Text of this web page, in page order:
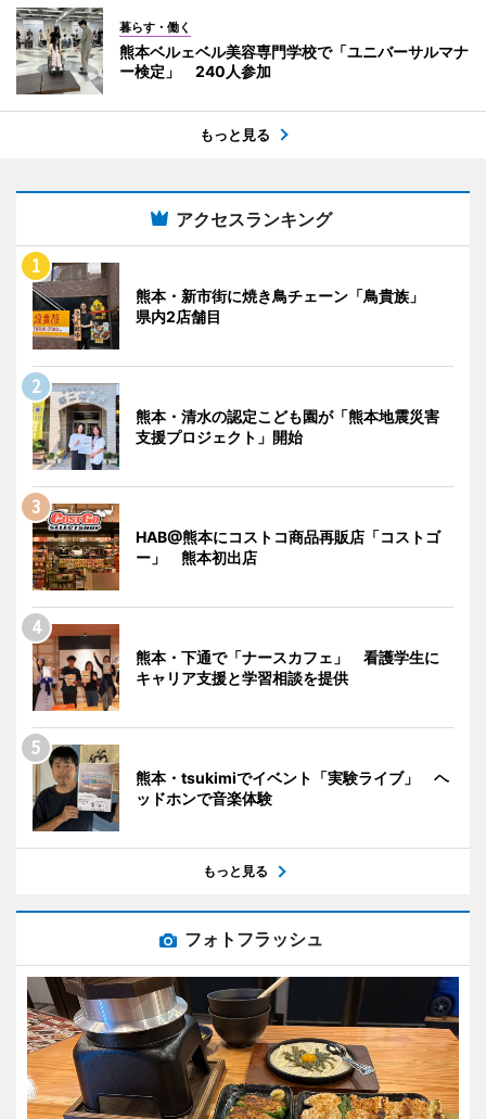
暮らす・働く
熊本ベルェベル美容専門学校で「ユニバーサルマナ
ー検定」 240人参加
もっと見る
アクセスランキング
熊本・新市街に焼き鳥チェーン「鳥貴族」
県内2店舗目
熊本・清水の認定こども園が「熊本地震災害
支援プロジェクト」開始
HAB@熊本にコストコ商品再販店「コストゴ
ー」 熊本初出店
熊本・下通で「ナースカフェ」 看護学生に
キャリア支援と学習相談を提供
熊本・tsukimiでイベント「実験ライブ」 ヘ
ッドホンで音楽体験
もっと見る
フォトフラッシュ